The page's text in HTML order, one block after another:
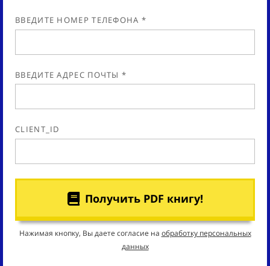
ВВЕДИТЕ НОМЕР ТЕЛЕФОНА *
ВВЕДИТЕ АДРЕС ПОЧТЫ *
CLIENT_ID
Получить PDF книгу!
Нажимая кнопку, Вы даете согласие на обработку персональных
данных